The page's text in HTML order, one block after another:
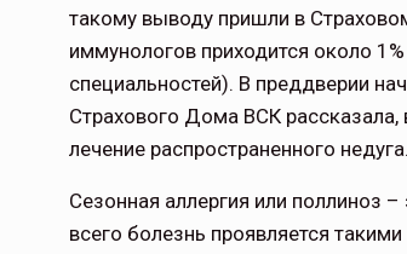
такому выводу пришли в
иммунологов приходится около
специальностей). В преддверии
Страхового Дома ВСК
лечение распространенного недуга.
Сезонная аллергия или поллиноз
всего болезнь проявляется